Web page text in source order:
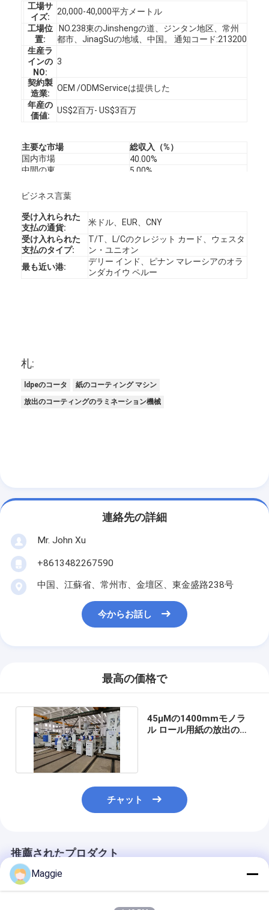
工場サ
イズ:
20,000-40,000平方メートル
工場位
置:
NO.238東のJinshengの道、ジンタン地区、常州
都市、JinagSuの地域、中国。 通知コード:213200
生産ラ
インの
NO:
3
契約製
造業:
OEM /ODMServiceは提供した
年産の
価値:
US$2百万- US$3百万
主要な市場
総収入（%）
国内市場
40.00%
中間の東
5.00%
南アメリカ
東のアジア
北アメリカ
2.00%
東南アジア
1.00%
北欧
1.00%
東ヨーロッパ
1.00%
オセアニア
1.00%
ビジネス言葉
受け入れられた
支払の通貨:
米ドル、EUR、CNY
受け入れられた
支払のタイプ:
T/T、L/Cのクレジット カード、ウェスタ
ン・ユニオン
最も近い港:
デリー インド、ピナン マレーシアのオラ
ンダカイウ ペルー
札:
ldpeのコータ
紙のコーティング マシン
放出のコーティングのラミネーション機械
連絡先の詳細
Mr. John Xu
+8613482267590
中国、江蘇省、常州市、金壇区、東金盛路238号
今からお話し
最高の価格で
45μMの1400mmモノラ
ル ロール用紙の放出のラ
チャット
推薦されたプロダクト
Maggie